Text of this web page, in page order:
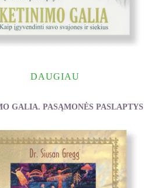
DAUGIAU
GALIA. PASĄMONĖS PASLAPTYS
Sinelnikovas Valerijus